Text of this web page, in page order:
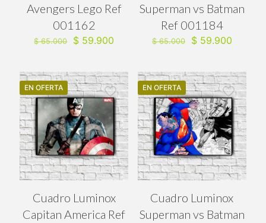
Avengers Lego Ref
001162
$65.000
El
era:
$ 65.000.
$ 59.900
es:
$ 59.900.
Superman vs Batman
Ref 001184
$65.000
El
era:
$ 65.000.
$59.900El
es:
$
EN OFERTA
Cuadro Luminox
Capitan America Ref
EN OFERTA
Cuadro Luminox
Superman vs Batman